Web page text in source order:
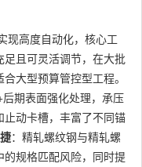
现高度自动化，核心工
且可灵活调节，在大批
大型预算管控型工程。
期表面强化处理，承压
动卡槽，丰富了不同锚
：精轧螺纹钢与精轧螺
规格匹配风险，同时提